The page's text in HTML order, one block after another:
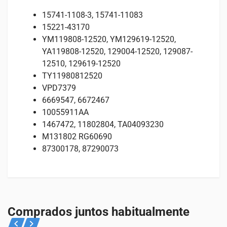
15741-1108-3, 15741-11083
15221-43170
YM119808-12520, YM129619-12520,
YA119808-12520, 129004-12520, 129087-
12510, 129619-12520
TY11980812520
VPD7379
6669547, 6672467
10055911AA
1467472, 11802804, TA04093230
M131802 RG60690
87300178, 87290073
2 kg
producto.
Comprados juntos habitualmente